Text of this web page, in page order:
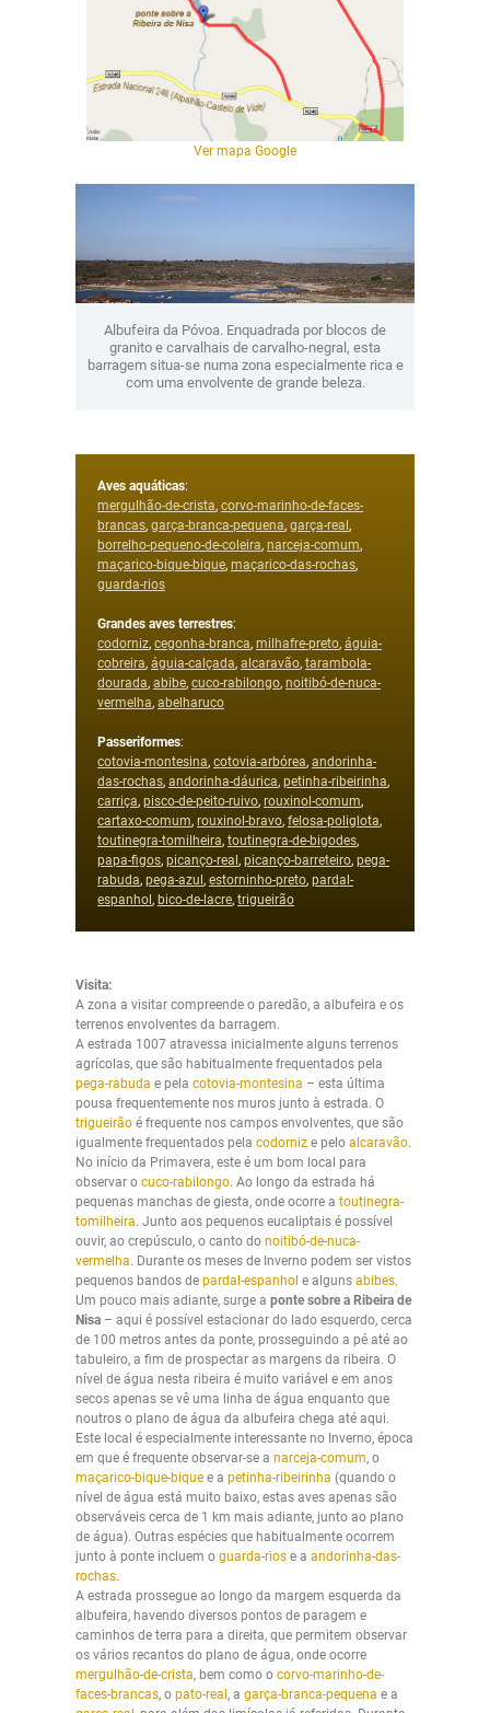
Ver mapa Google
Albufeira da Póvoa. Enquadrada por blocos de
granito e carvalhais de carvalho-negral, esta
barragem situa-se numa zona especialmente rica e
com uma envolvente de grande beleza.
Aves aquáticas:
mergulhão-de-crista, corvo-marinho-de-faces-
brancas, garça-branca-pequena, garça-real ,
borrelho-pequeno-de-coleira, narceja-comum,
maçarico-bique-bique, maçarico-das-rochas,
guarda-rios
Grandes aves terrestres:
codorniz, cegonha-branca, milhafre-preto, águia-
cobreira, águia-calçada, alcaravão, tarambola-
dourada, abibe, cuco-rabilongo, noitibó-de-nuca-
vermelha, abelharuco
Passeriformes:
cotovia-montesina, cotovia-arbórea, andorinha-
das-rochas, andorinha-dáurica, petinha-ribeirinha,
carriça, pisco-de-peito-ruivo, rouxinol-comum,
cartaxo-comum, rouxinol-bravo, felosa-poliglota,
toutinegra-tomilheira, toutinegra-de-bigodes,
papa-figos, picanço-real , picanço-barreteiro, pega-
rabuda, pega-azul , estorninho-preto, pardal-
espanhol , bico-de-lacre, trigueirão
Visita:
A zona a visitar compreende o paredão, a albufeira e os
terrenos envolventes da barragem.
A estrada 1007 atravessa inicialmente alguns terrenos
agrícolas, que são habitualmente frequentados pela
pega-rabuda e pela cotovia-montesina – esta última
pousa frequentemente nos muros junto à estrada. O
trigueirão é frequente nos campos envolventes, que são
igualmente frequentados pela codorniz e pelo alcaravão.
No início da Primavera, este é um bom local para
observar o cuco-rabilongo. Ao longo da estrada há
pequenas manchas de giesta, onde ocorre a toutinegra-
tomilheira. Junto aos pequenos eucaliptais é possível
ouvir, ao crepúsculo, o canto do noitibó-de-nuca-
vermelha. Durante os meses de Inverno podem ser vistos
pequenos bandos de pardal-espanhol e alguns abibes.
Um pouco mais adiante, surge a ponte sobre a Ribeira de
Nisa – aqui é possível estacionar do lado esquerdo, cerca
de 100 metros antes da ponte, prosseguindo a pé até ao
tabuleiro, a fim de prospectar as margens da ribeira. O
nível de água nesta ribeira é muito variável e em anos
secos apenas se vê uma linha de água enquanto que
noutros o plano de água da albufeira chega até aqui.
Este local é especialmente interessante no Inverno, época
em que é frequente observar-se a narceja-comum, o
maçarico-bique-bique e a petinha-ribeirinha (quando o
nível de água está muito baixo, estas aves apenas são
observáveis cerca de 1 km mais adiante, junto ao plano
de água). Outras espécies que habitualmente ocorrem
junto à ponte incluem o guarda-rios e a andorinha-das-
rochas.
A estrada prossegue ao longo da margem esquerda da
albufeira, havendo diversos pontos de paragem e
caminhos de terra para a direita, que permitem observar
os vários recantos do plano de água, onde ocorre
mergulhão-de-crista, bem como o corvo-marinho-de-
faces-brancas, o pato-real , a garça-branca-pequena e a